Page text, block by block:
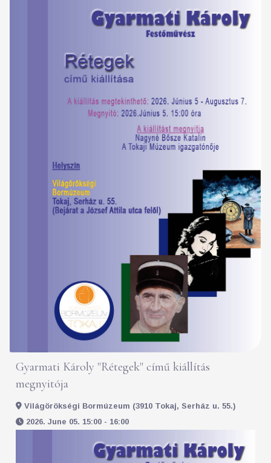
Gyarmati Károly "Rétegek" című kiállítás
megnyitója
Világörökségi Bormúzeum (3910 Tokaj, Serház u. 55.)
2026. June 05. 15:00 - 16:00